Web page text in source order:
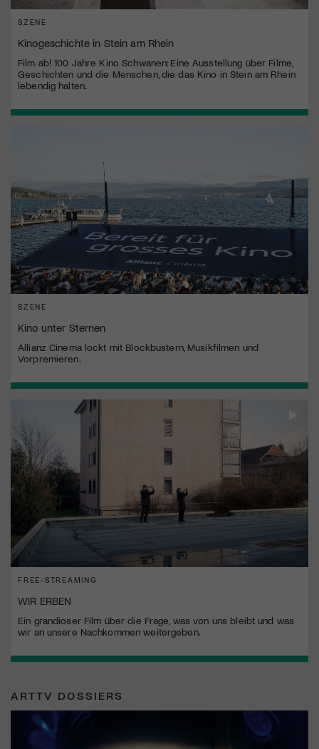
SZENE
Kinogeschichte in Stein am Rhein
Film ab! 100 Jahre Kino Schwanen: Eine Ausstellung über Filme,
Geschichten und die Menschen, die das Kino in Stein am Rhein
lebendig halten.
SZENE
Kino unter Sternen
Allianz Cinema lockt mit Blockbustern, Musikfilmen und
Vorpremieren.
FREE-STREAMING
WIR ERBEN
Ein grandioser Film über die Frage, was von uns bleibt und was
wir an unsere Nachkommen weitergeben.
ARTTV DOSSIERS